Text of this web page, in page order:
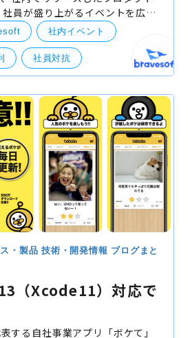
員が盛り上がるイベントを広報
ます。その名も「月イチ企
社内イベント
社員対抗
・製品技術・開発情報 ブログまと
（Xcode11）対応で
する自社事業アプリ「ボケて」